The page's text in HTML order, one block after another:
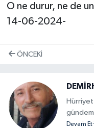
O ne durur, ne de
14-06-2024-
ÖNCEKI
Hürriyet
bundan
Devam Et